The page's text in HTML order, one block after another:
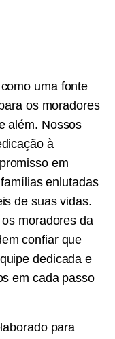
uma fonte
os moradores
além. Nossos
à
em
enlutadas
de suas vidas.
moradores da
confiar que
dedicada e
em cada passo
para